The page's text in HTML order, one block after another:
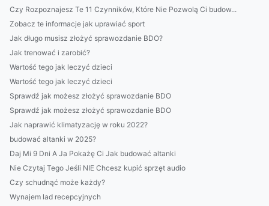
Czy Rozpoznajesz Te 11 Czynników, Które Nie Pozwolą Ci budow...
Zobacz te informacje jak uprawiać sport
Jak długo musisz złożyć sprawozdanie BDO?
Jak trenować i zarobić?
Wartość tego jak leczyć dzieci
Wartość tego jak leczyć dzieci
Sprawdź jak możesz złożyć sprawozdanie BDO
Sprawdź jak możesz złożyć sprawozdanie BDO
Jak naprawić klimatyzację w roku 2022?
budować altanki w 2025?
Daj Mi 9 Dni A Ja Pokażę Ci Jak budować altanki
Nie Czytaj Tego Jeśli NIE Chcesz kupić sprzęt audio
Czy schudnąć może każdy?
Wynajem lad recepcyjnych